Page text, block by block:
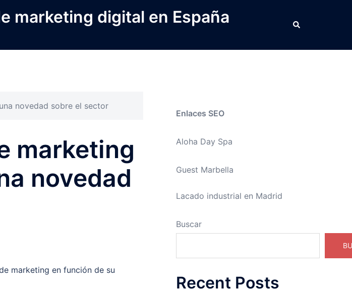
marketing digital en España Buscar
novedad sobre el sector
marketing
novedad
marketing en función de su
Enlaces SEO
Aloha Day Spa
Guest Marbella
Lacado industrial en Madrid
Buscar
Recent Posts